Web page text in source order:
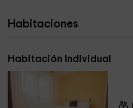
Habitaciones
Habitación Individual